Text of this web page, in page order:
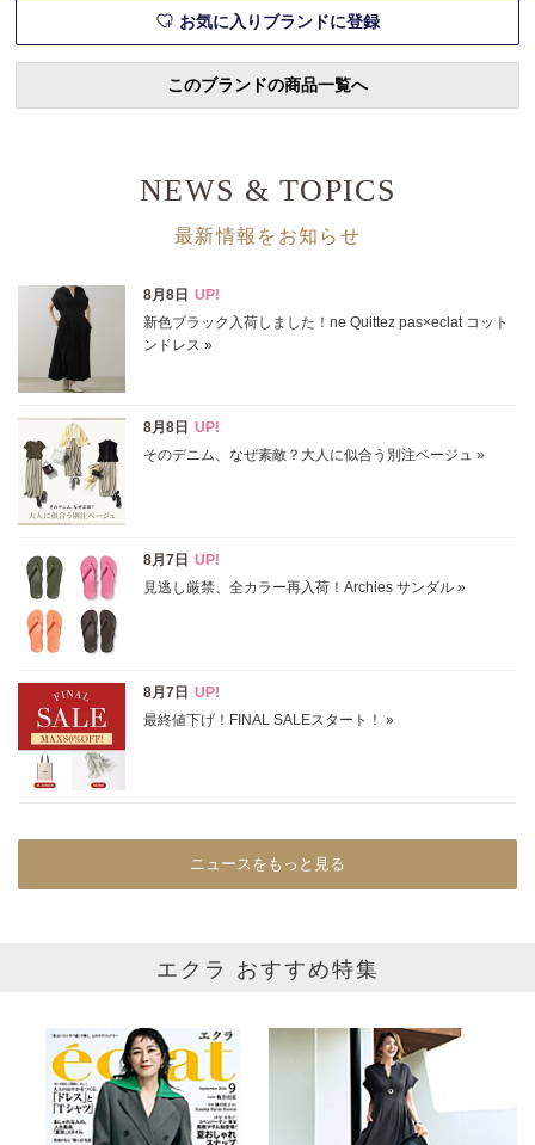
お気に入りブランドに登録
このブランドの商品一覧へ
NEWS & TOPICS
最新情報をお知らせ
ニュースをもっと見る
エクラ おすすめ特集